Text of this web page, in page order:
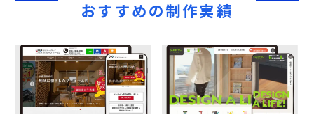
おすすめの制作実績